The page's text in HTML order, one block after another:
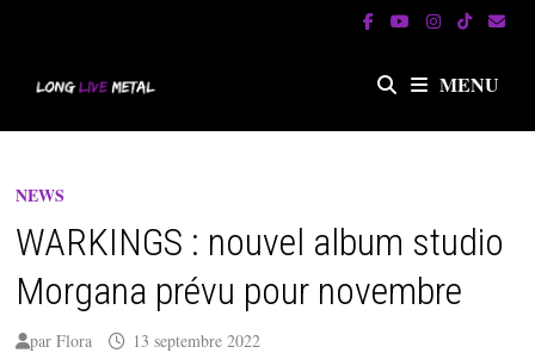
MENU
NEWS
WARKINGS : nouvel album studio
Morgana prévu pour novembre
parFlora 13 septembre 2022